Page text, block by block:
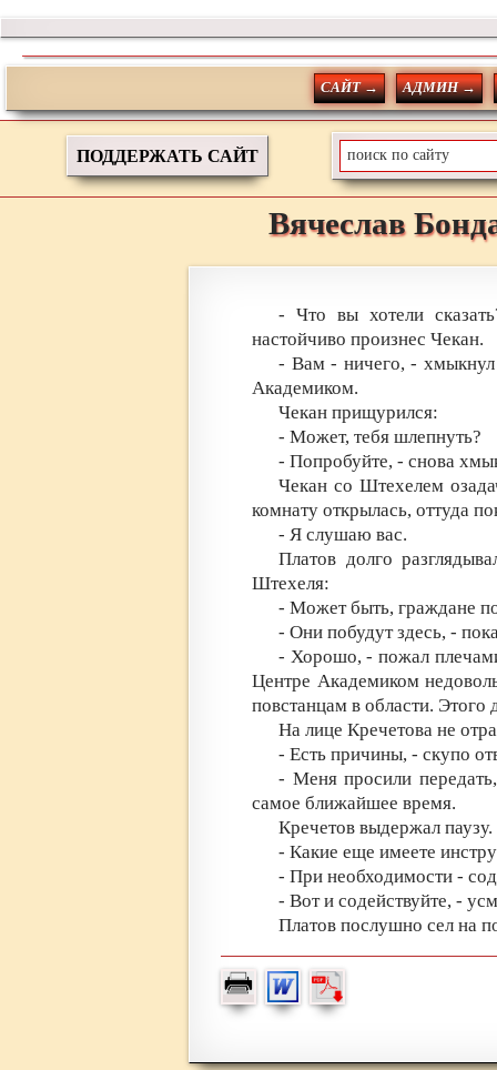
САЙТ → АДМИН →
ПОДДЕРЖАТЬ САЙТ
Вячеслав
- Что вы хотели
настойчиво произнес Чекан.
- Вам - ничего, - хмыкнул
Академиком.
Чекан прищурился:
- Может, тебя шлепнуть?
- Попробуйте, - снова
Чекан со Штехелем
комнату открылась, оттуда
- Я слушаю вас.
Платов долго
Штехеля:
- Может быть, граждане
- Они побудут здесь, -
- Хорошо, - пожал
Центре Академиком
повстанцам в области.
На лице Кречетова не
- Есть причины, - скупо
- Меня просили
самое ближайшее время.
Кречетов выдержал паузу.
- Какие еще имеете
- При необходимости -
- Вот и содействуйте, -
Платов послушно сел на